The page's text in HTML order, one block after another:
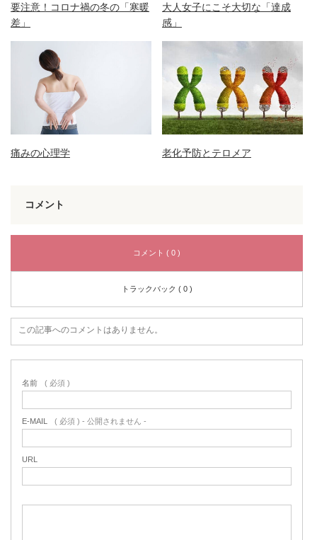
要注意！コロナ禍の冬の「寒暖
差」
大人女子にこそ大切な「達成
感」
痛みの心理学 老化予防とテロメア
コメント
コメント ( 0 )
トラックバック ( 0 )
この記事へのコメントはありません。
名前 ( 必須 )
E-MAIL ( 必須 ) - 公開されません -
URL